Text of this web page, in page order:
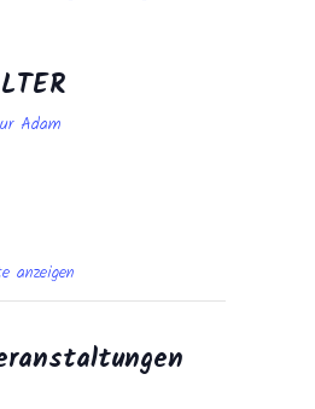
Adam
anzeigen